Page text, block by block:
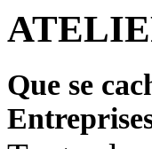
Que se